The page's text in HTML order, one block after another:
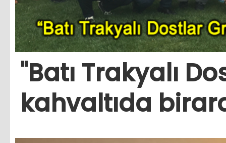
"Batı Trakyalı
kahvaltıda